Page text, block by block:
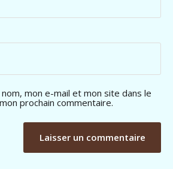
mon e-mail et mon site dans le
prochain commentaire.